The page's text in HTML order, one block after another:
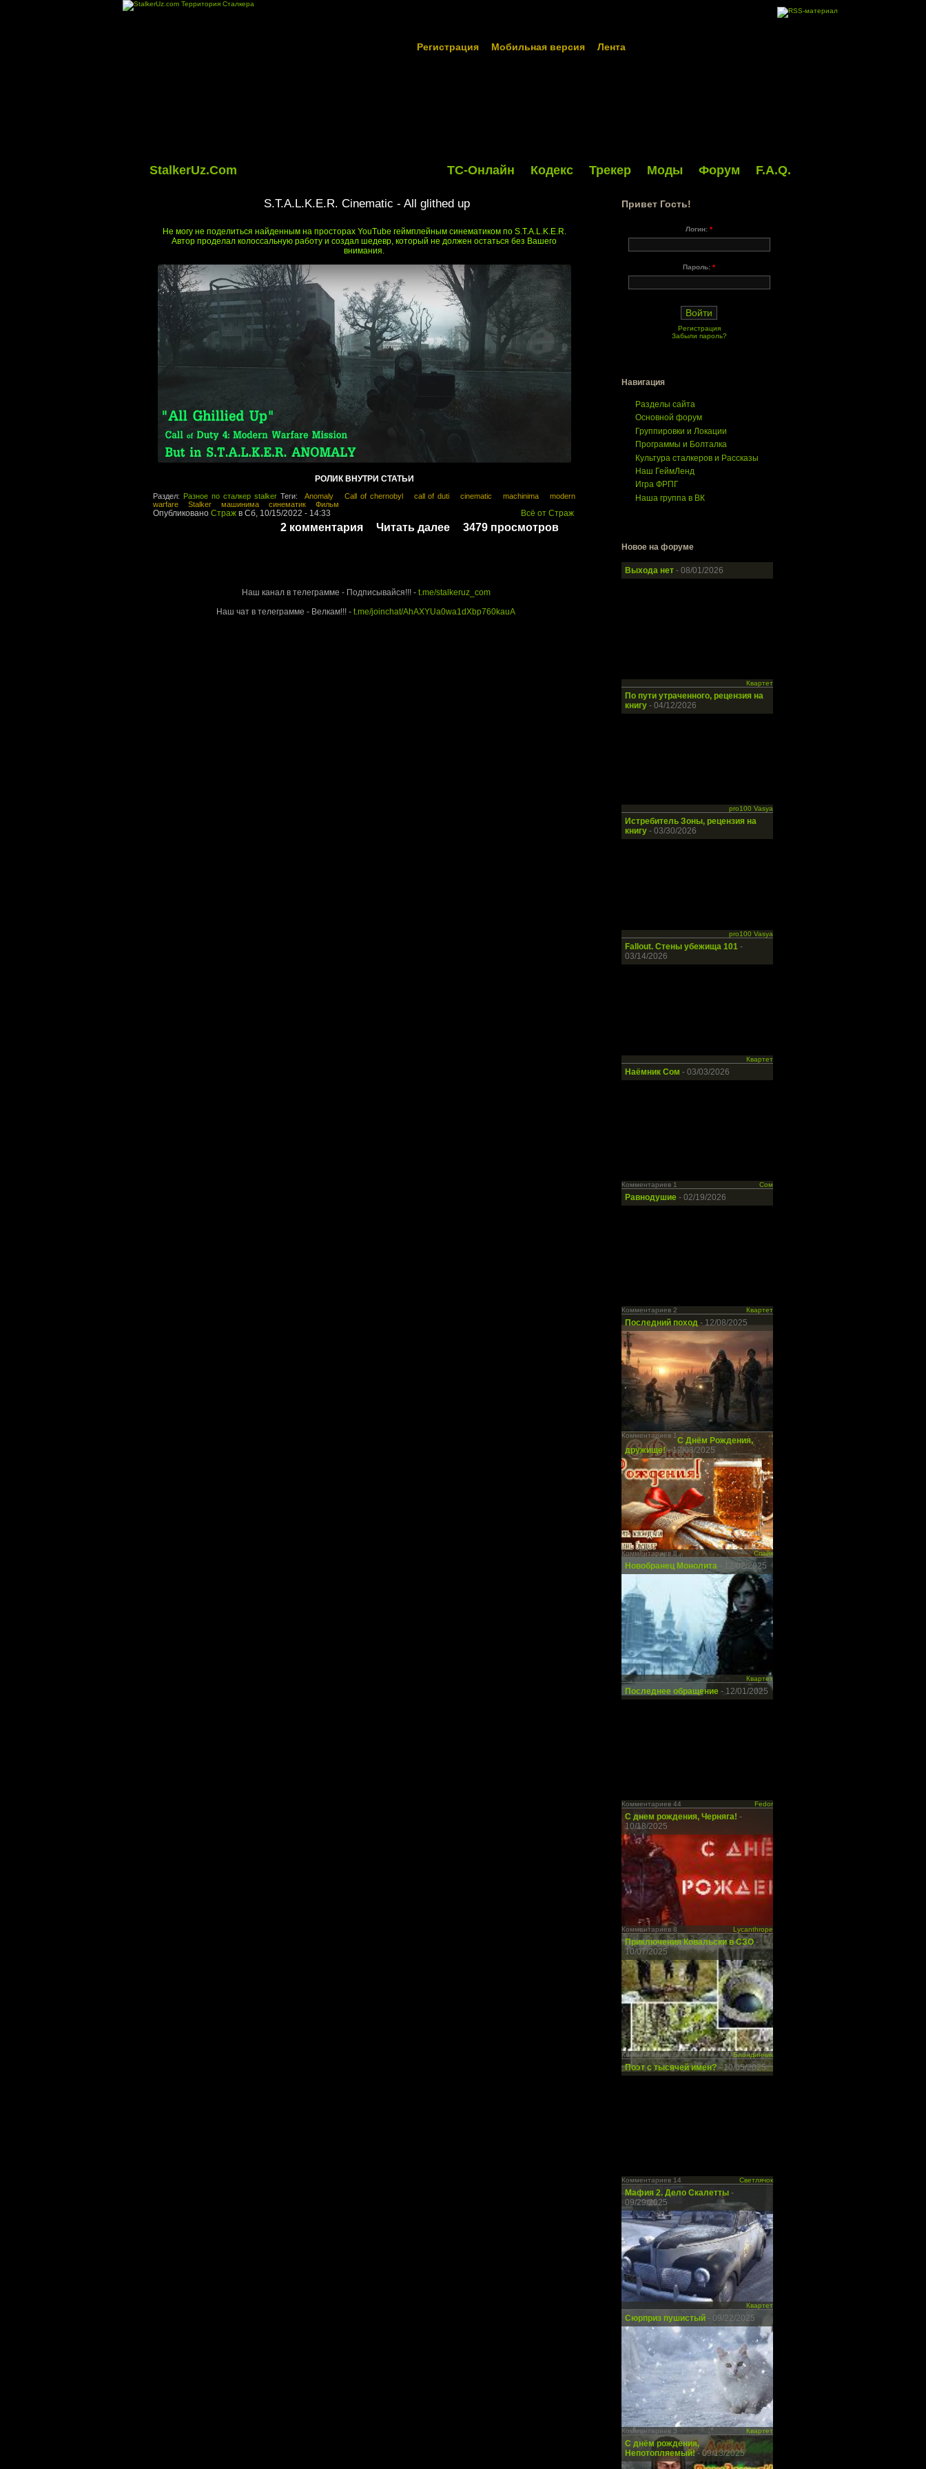
Регистрация Мобильная версия Лента
StalkerUz.Com ТС-Онлайн Кодекс Трекер Моды Форум F.A.Q.
S.T.A.L.K.E.R. Cinematic - All glithed up
Не могу не поделиться найденным на просторах YouTube геймплейным синематиком по S.T.A.L.K.E.R.
Автор проделал колоссальную работу и создал шедевр, который не должен остаться без Вашего
внимания.
РОЛИК ВНУТРИ СТАТЬИ
Раздел: Разное по сталкер stalkerТеги: Anomaly Call of chernobyl call of duti cinematic machinima
modern
warfare
Stalker машинима синематик Фильм
Всё от Страж
Опубликовано Страж в Сб, 10/15/2022 - 14:33
2 комментария Читать далее 3479 просмотров
StalkerUz.com - Территория Сталкера
Наш канал в телеграмме - Подписывайся!!! - t.me/stalkeruz_com
Наш чат в телеграмме - Велкам!!! - t.me/joinchat/AhAXYUa0wa1dXbp760kauA
Привет Гость!
Логин: *
Пароль: *
Регистрация
Забыли пароль?
Навигация
Разделы сайта
Основной форум
Группировки и Локации
Программы и Болталка
Культура сталкеров и Рассказы
Наш ГеймЛенд
Игра ФРПГ
Наша группа в ВК
Новое на форуме
Выхода нет - 08/01/2026
Квартет
По пути утраченного, рецензия на
книгу - 04/12/2026
pro100 Vasya
Истребитель Зоны, рецензия на
книгу - 03/30/2026
pro100 Vasya
Fallout. Стены убежища 101 -
03/14/2026
Квартет
Наёмник Сом - 03/03/2026
Комментариев 1 Сом
Равнодушие - 02/19/2026
Комментариев 2 Квартет
Последний поход- 12/08/2025
Комментариев 1
С Днём Рождения,
дружище!- 12/03/2025
Комментариев 8 Спайк
Новобранец Монолита - 12/02/2025
Квартет
Последнее обращение - 12/01/2025
Комментариев 44 Fedor
С днем рождения, Черняга! -
10/18/2025
Комментариев 8 Lycanthrope
Приключения Ковальски в СЗО-
10/07/2025
Комментариев 6 Блондинчик
Поэт с тысячей имен? - 10/05/2025
Комментариев 14 Светлячок
Мафия 2. Дело Скалетты -
09/29/2025
Квартет
Сюрприз пушистый - 09/22/2025
Комментариев 3 Квартет
С днём рождения,
Непотопляемый!- 09/13/2025